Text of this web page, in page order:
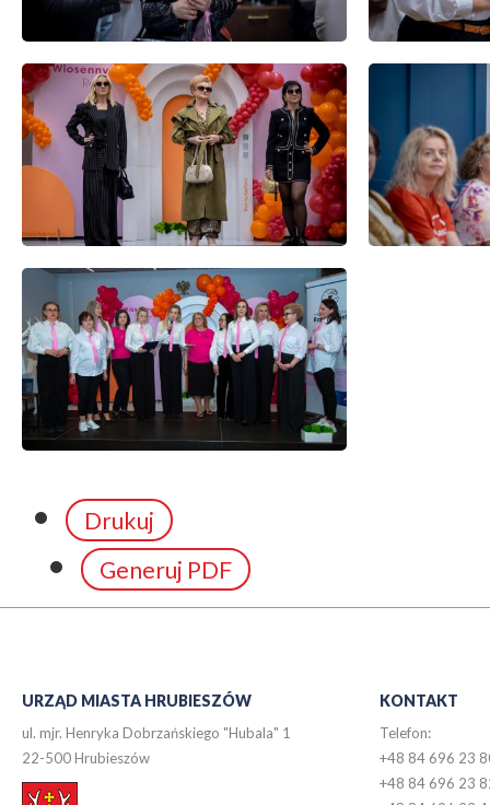
Drukuj
Generuj PDF
URZĄD MIASTA HRUBIESZÓW
ul. mjr. Henryka Dobrzańskiego "Hubala" 1
22-500 Hrubieszów
KONTAKT
Telefon:
+48 84 696 23
+48 84 696 23